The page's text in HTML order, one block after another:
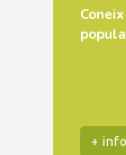
+ info